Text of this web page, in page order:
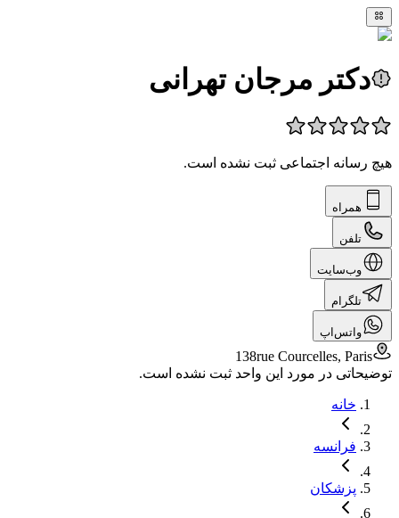
دکتر مرجان تهرانی
هیچ رسانه اجتماعی ثبت نشده است.
همراه
تلفن
وب‌سایت
تلگرام
واتس‌اپ
138rue Courcelles, Paris
توضیحاتی در مورد این واحد ثبت نشده است.
خانه
فرانسه
پزشکان